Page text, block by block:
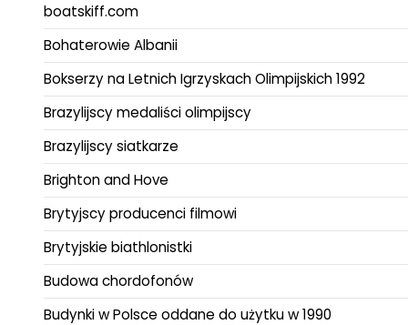
boatskiff.com
Bohaterowie Albanii
Bokserzy na Letnich Igrzyskach Olimpijskich 1992
Brazylijscy medaliści olimpijscy
Brazylijscy siatkarze
Brighton and Hove
Brytyjscy producenci filmowi
Brytyjskie biathlonistki
Budowa chordofonów
Budynki w Polsce oddane do użytku w 1990